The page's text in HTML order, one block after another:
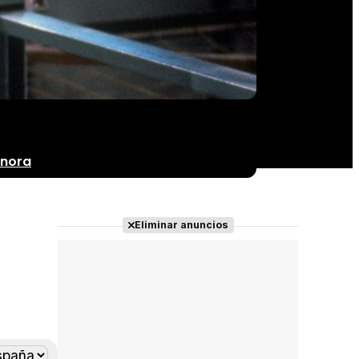
Eliminar anuncios